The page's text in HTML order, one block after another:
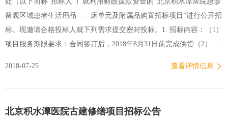
留观区域患者生活用品——床单元及附属品购置招标项目”进行公开招
标。现邀请合格投标人就下列需求提交密封投标。1. 招标内容：（1）
项目服务期限要求：合同签订后，2018年8月31日前完成供货（2） 项
1-3床垫21-1-4床21-22-1轮椅1015,392.00 非单一产品采购包核心产品2-
50-3-3被套75-3-4枕套75-3-5床笠75-44-1热水器211,000.00 -注：1、本
2018-07-25 查看详情信息
北京积水潭医院古建修缮项目招标公告